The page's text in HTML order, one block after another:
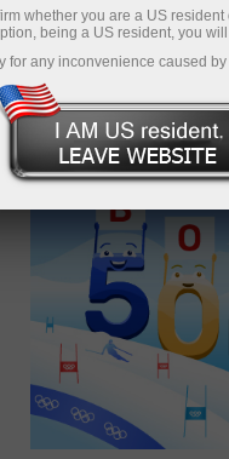
11.02.2022 12:49 PM
whether you are a US
being a US resident, you
for any inconvenience caused